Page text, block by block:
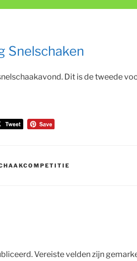
Snelschaken
Dit is de tweede
Vereiste velden zijn